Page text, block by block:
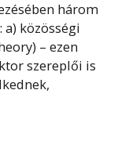
három
közösségi
– ezen
szereplői is